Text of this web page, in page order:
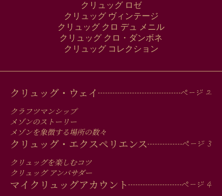
クリュッグ ロゼ
クリュッグ ヴィンテージ
クリュッグ クロ デュ メニル
クリュッグ クロ・ダンボネ
クリュッグ コレクション
MAIN
MEN
IN
FOOTER
クリュッグ・ウェイ
クラフツマンシップ
メゾンのストーリー
メゾンを象徴する場所の数々
クリュッグ・エクスペリエンス
クリュッグを楽しむコツ
クリュッグ アンバサダー
マイクリュッグアカウント